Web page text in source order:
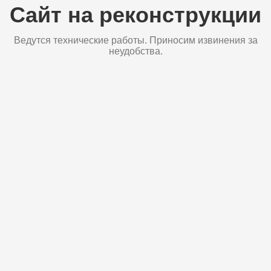
Сайт на реконструкции
Ведутся технические работы. Приносим извинения за
неудобства.